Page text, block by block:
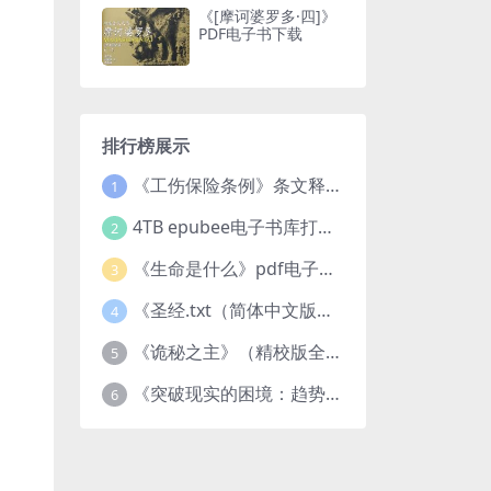
《[摩诃婆罗多·四]》
PDF电子书下载
排行榜展示
1 《工伤保险条例》条文释义及案例分析pdf下载
2 4TB epubee电子书库打包下载
3 《生命是什么》pdf电子书下载
4 《圣经.txt（简体中文版）》作者：基督教译者：中国基督教协会
5 《诡秘之主》（精校版全本）作者：爱潜水的乌贼txt
6 《突破现实的困境：趋势、禀赋与企业家的大战略》pdf图书下载